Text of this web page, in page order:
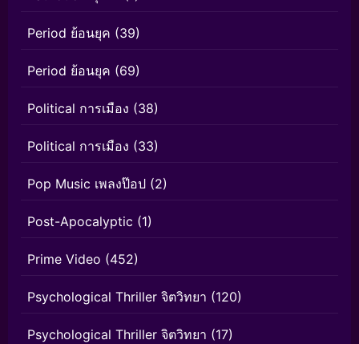
Period ย้อนยุค (39)
Period ย้อนยุค (69)
Political การเมือง (38)
Political การเมือง (33)
Pop Music เพลงป๊อป (2)
Post-Apocalyptic (1)
Prime Video (452)
Psychological Thriller จิตวิทยา (120)
Psychological Thriller จิตวิทยา (17)